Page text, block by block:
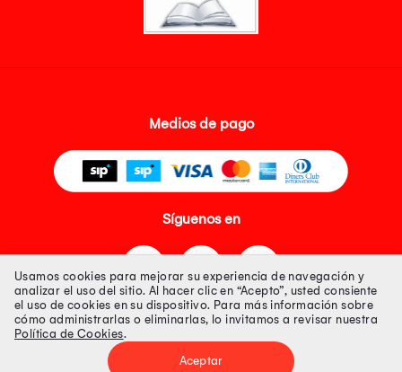
Medios de pago
Síguenos en
Tienda 100% Segura
Usamos cookies para mejorar su experiencia de navegación y
analizar el uso del sitio. Al hacer clic en “Acepto”, usted consiente
el uso de cookies en su dispositivo. Para más información sobre
cómo administrarlas o eliminarlas, lo invitamos a revisar nuestra
Política de Cookies.
Aceptar